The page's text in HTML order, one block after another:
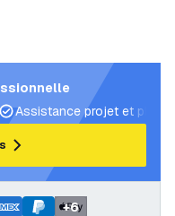
Assistance projet et plans
+6